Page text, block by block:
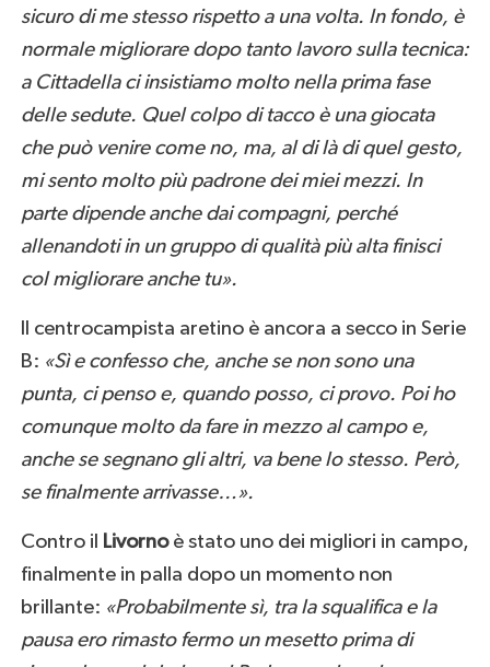
sicuro di me stesso rispetto a una volta. In fondo, è
normale migliorare dopo tanto lavoro sulla tecnica:
a Cittadella ci insistiamo molto nella prima fase
delle sedute. Quel colpo di tacco è una giocata
che può venire come no, ma, al di là di quel gesto,
mi sento molto più padrone dei miei mezzi. In
parte dipende anche dai compagni, perché
allenandoti in un gruppo di qualità più alta finisci
col migliorare anche tu».
Il centrocampista aretino è ancora a secco in Serie
B: «Sì e confesso che, anche se non sono una
punta, ci penso e, quando posso, ci provo. Poi ho
comunque molto da fare in mezzo al campo e,
anche se segnano gli altri, va bene lo stesso. Però,
se finalmente arrivasse…».
Contro il Livornoè stato uno dei migliori in campo,
finalmente in palla dopo un momento non
brillante: «Probabilmente sì, tra la squalifica e la
pausa ero rimasto fermo un mesetto prima di